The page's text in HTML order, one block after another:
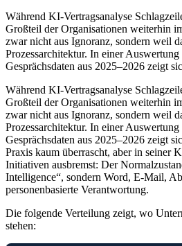
Während KI-Vertragsanalyse
Großteil der Organisationen weiterhin
zwar nicht aus Ignoranz, sondern weil
Prozessarchitektur. In einer Auswertung
Gesprächsdaten aus 2025–2026 zeigt
Während KI-Vertragsanalyse
Großteil der Organisationen weiterhin
zwar nicht aus Ignoranz, sondern weil
Prozessarchitektur. In einer Auswertung
Gesprächsdaten aus 2025–2026 zeigt
Praxis kaum überrascht, aber in seiner
Initiativen ausbremst: Der
Intelligence“, sondern Word, E‑Mail,
personenbasierte Verantwortung.
Die folgende Verteilung zeigt, wo
stehen: